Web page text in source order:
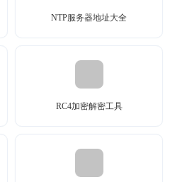
NTP服务器地址大全
RC4加密解密工具